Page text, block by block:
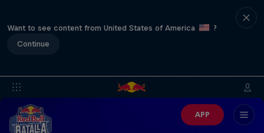
Want to see content from United States of America
?
Continue
APP